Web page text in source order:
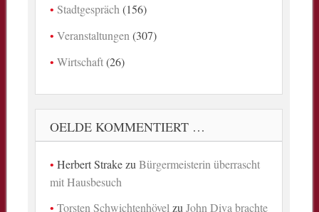
Stadtgespräch (156)
Veranstaltungen (307)
Wirtschaft(26)
OELDE KOMMENTIERT …
Herbert StrakezuBürgermeisterin überrascht
mit Hausbesuch
Torsten Schwichtenhövel zuJohn Diva brachte